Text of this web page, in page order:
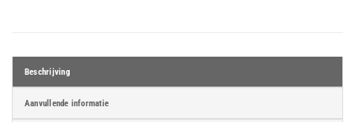
Beschrijving
Aanvullende informatie